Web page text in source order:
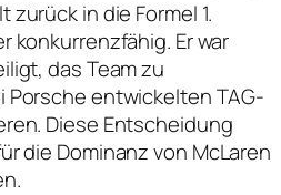
in die Formel 1.
konkurrenzfähig. Er war
das Team zu
Porsche entwickelten TAG-
Diese Entscheidung
die Dominanz von McLaren